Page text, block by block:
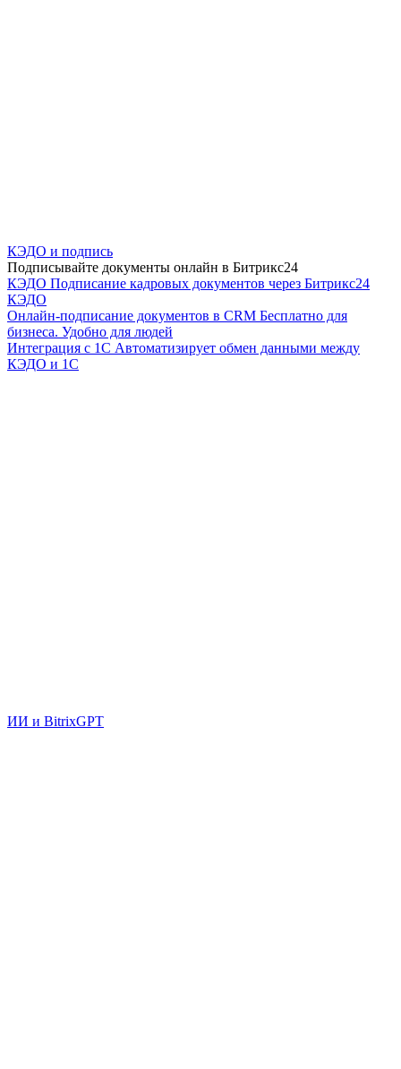
КЭДО и подпись
Подписывайте документы онлайн в Битрикс24
КЭДО Подписание кадровых документов через Битрикс24
КЭДО
Онлайн-подписание документов в CRM Бесплатно для
бизнеса. Удобно для людей
Интеграция с 1С Автоматизирует обмен данными между
КЭДО и 1С
ИИ и BitrixGPT